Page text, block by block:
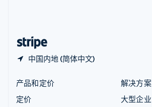
中国内地 (简体中文)
产品和定价
定价
解决方案
大型企业